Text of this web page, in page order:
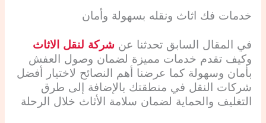
خدمات فك اثاث ونقله بسهولة وأمان
في المقال السابق تحدثنا عن شركة لنقل الاثاث
وكيف تقدم خدمات مميزة لضمان وصول العفش
بأمان وسهولة كما عرضنا أهم النصائح لاختيار أفضل
شركات النقل في منطقتك بالإضافة إلى طرق
التغليف والحماية لضمان سلامة الأثاث خلال الرحلة